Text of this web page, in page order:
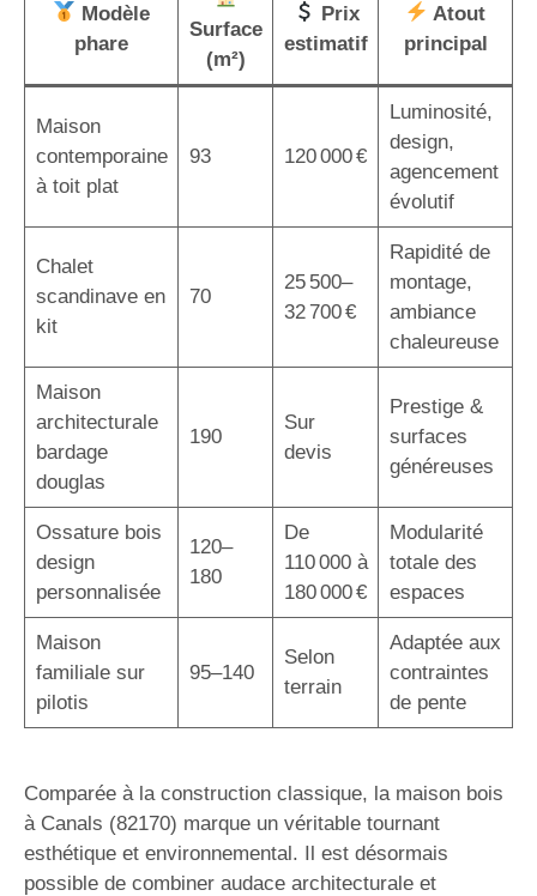
Modèle
phare
Surface
(m²)
Prix
estimatif
Atout
principal
Maison
contemporaine
à toit plat
93 120 000 €
Luminosité,
design,
agencement
évolutif
Chalet
scandinave en
kit
70
25 500–
32 700 €
Rapidité de
montage,
ambiance
chaleureuse
Maison
architecturale
bardage
douglas
190
Sur
devis
Prestige &
surfaces
généreuses
Ossature bois
design
personnalisée
120–
180
De
110 000 à
180 000 €
Modularité
totale des
espaces
Maison
familiale sur
pilotis
95–140
Selon
terrain
Adaptée aux
contraintes
de pente
Comparée à la construction classique, la maison bois
à Canals (82170) marque un véritable tournant
esthétique et environnemental. Il est désormais
possible de combiner audace architecturale et